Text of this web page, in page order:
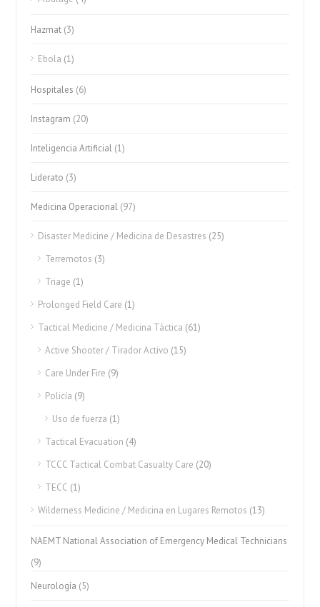
Hazmat (3)
Ebola (1)
Hospitales (6)
Instagram (20)
Inteligencia Artificial (1)
Liderato (3)
Medicina Operacional (97)
Disaster Medicine / Medicina de Desastres (25)
Terremotos (3)
Triage (1)
Prolonged Field Care (1)
Tactical Medicine / Medicina Táctica (61)
Active Shooter / Tirador Activo (15)
Care Under Fire (9)
Policía (9)
Uso de fuerza (1)
Tactical Evacuation (4)
TCCC Tactical Combat Casualty Care (20)
TECC (1)
Wilderness Medicine / Medicina en Lugares Remotos (13)
NAEMT National Association of Emergency Medical Technicians
(9)
Neurología (5)